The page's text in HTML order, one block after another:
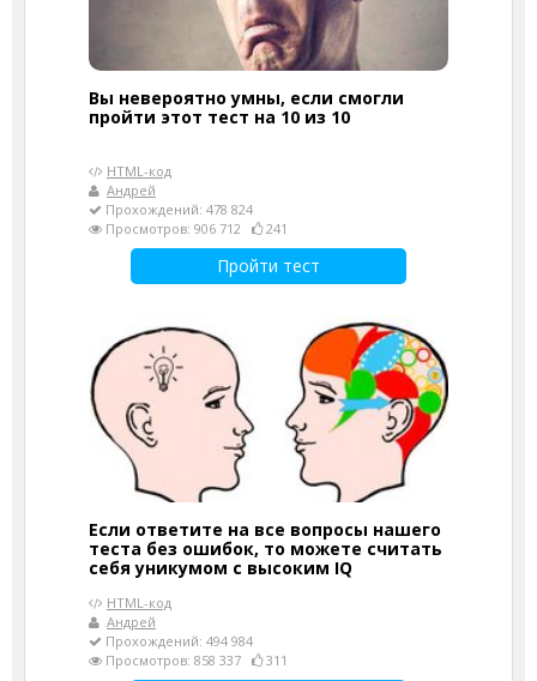
Вы невероятно умны, если смогли
пройти этот тест на 10 из 10
HTML-код
Андрей
Прохождений: 478 824
Просмотров: 906 712
241
Пройти тест
Если ответите на все вопросы нашего
теста без ошибок, то можете считать
себя уникумом с высоким IQ
HTML-код
Андрей
Прохождений: 494 984
Просмотров: 858 337
311